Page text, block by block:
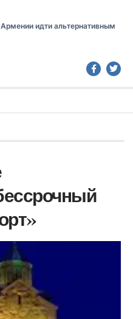
идти альтернативным